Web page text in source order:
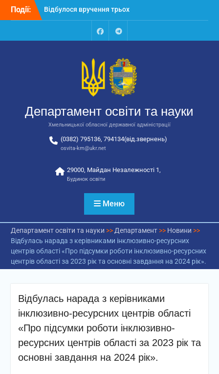
Перейти
Події:
Відбулося засідання
колегії Департаменту
освіти та науки обласної
державної адміністрації
відповідальних за
національно-патріотичне
автобусів для потреб
закладів освіти
FacebookTalegram
Департамент освіти та науки
Хмельницької обласної державної адміністрації
(0382) 795136, 794134(від.звернень)
osvita-km@ukr.net
29000, Майдан Незалежності 1,
Будинок освіти
Меню
Департамент освіти та науки >> Департамент>> Новини >>
Відбулась нарада з керівниками інклюзивно-ресурсних
центрів області «Про підсумки роботи інклюзивно-ресурсних
центрів області за 2023 рік та основні завдання на 2024 рік».
Відбулась нарада з керівниками
інклюзивно-ресурсних центрів області
«Про підсумки роботи інклюзивно-
ресурсних центрів області за 2023 рік та
основні завдання на 2024 рік».